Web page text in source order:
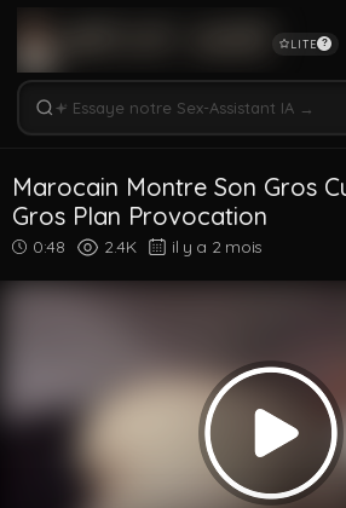
LITE ?
Rechercher vidéos, modèles, tags...
Essaye notre Sex-Assistant IA →
Marocain Montre Son Gros
Gros Plan Provocation
0:48 2.4K il y a 2 mois